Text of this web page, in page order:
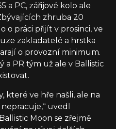
a PC, zářijové kolo ale
zhruba 20
o práci přijít v prosinci, ve
zakladatelé a hrstka
o provozní minimum.
a PR tým už ale v Ballistic
které ve hře našli, ale na
uvedl
Moon se zřejmě